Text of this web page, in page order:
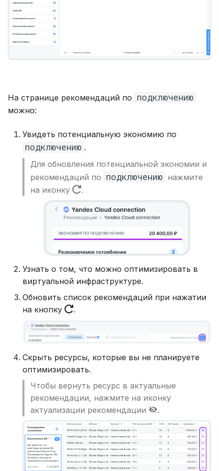
На странице рекомендаций по подключению
можно:
Увидеть потенциальную экономию по
подключению .
Для обновления потенциальной экономии и
рекомендаций по подключению нажмите
на иконку
.
Узнать о том, что можно оптимизировать в
виртуальной инфраструктуре.
Обновить список рекомендаций при нажатии
на кнопку
.
Скрыть ресурсы, которые вы не планируете
оптимизировать.
Чтобы вернуть ресурс в актуальные
рекомендации, нажмите на иконку
актуализации рекомендации
.